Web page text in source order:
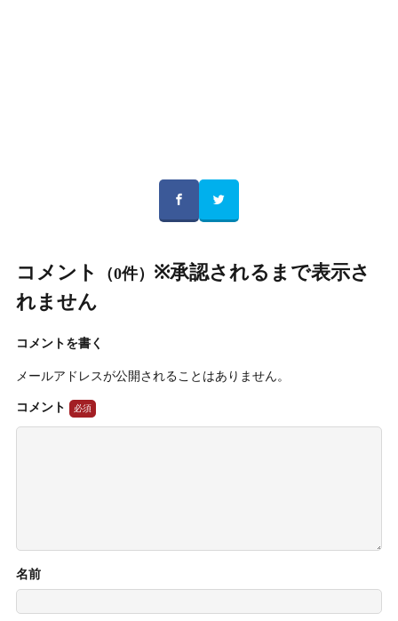
コメント （0件） ※承認されるまで表示さ
れません
コメントを書く
メールアドレスが公開されることはありません。
コメント
名前